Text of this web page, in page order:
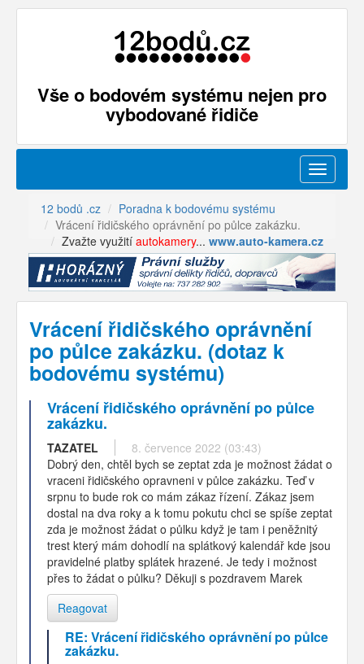
Vše o bodovém systému nejen pro
vybodované řidiče
Menu
12 bodů .cz
Poradna k bodovému systému
Vrácení řidičského oprávnění po půlce zakázku.
Zvažte využití autokamery... www.auto-kamera.cz
Vrácení řidičského oprávnění
po půlce zakázku. (dotaz k
bodovému systému)
Vrácení řidičského oprávnění po půlce
zakázku.
TAZATEL
8. července 2022 (03:43)
Dobrý den, chtěl bych se zeptat zda je možnost žádat o
vraceni řidičského opravneni v půlce zakázku. Teď v
srpnu to bude rok co mám zákaz řízení. Zákaz jsem
dostal na dva roky a k tomu pokutu chci se spíše zeptat
zda je možnost žádat o půlku když je tam i peněžnitý
trest který mám dohodlí na splátkový kalendář kde jsou
pravidelné platby splátek hrazené. Je tedy i možnost
přes to žádat o půlku? Děkuji s pozdravem Marek
Reagovat
RE: Vrácení řidičského oprávnění po půlce
zakázku.